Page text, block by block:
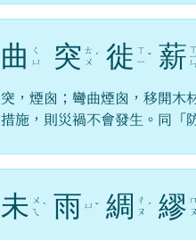
曲
ㄑ
ㄩ
突 ㄊ
ㄨ ˊ 徙 ㄒ
ㄧ ˇ 薪 ㄒ
ㄧ
ㄣ
突，煙囪；彎曲煙囪，移開木
措施，則災禍不會發生。同「
未 ㄨ
ㄟ
ˋ 雨 ㄩ ˇ 綢
ㄔ
ㄡ ˊ 繆 ㄇ
ㄡ